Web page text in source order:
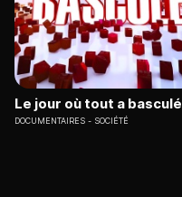
Le jour où tout a basculé
DOCUMENTAIRES SOCIÉTÉ